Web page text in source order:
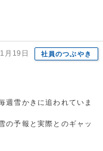
月19日 社員のつぶやき
週雪かきに追われていま
の予報と実際とのギャッ